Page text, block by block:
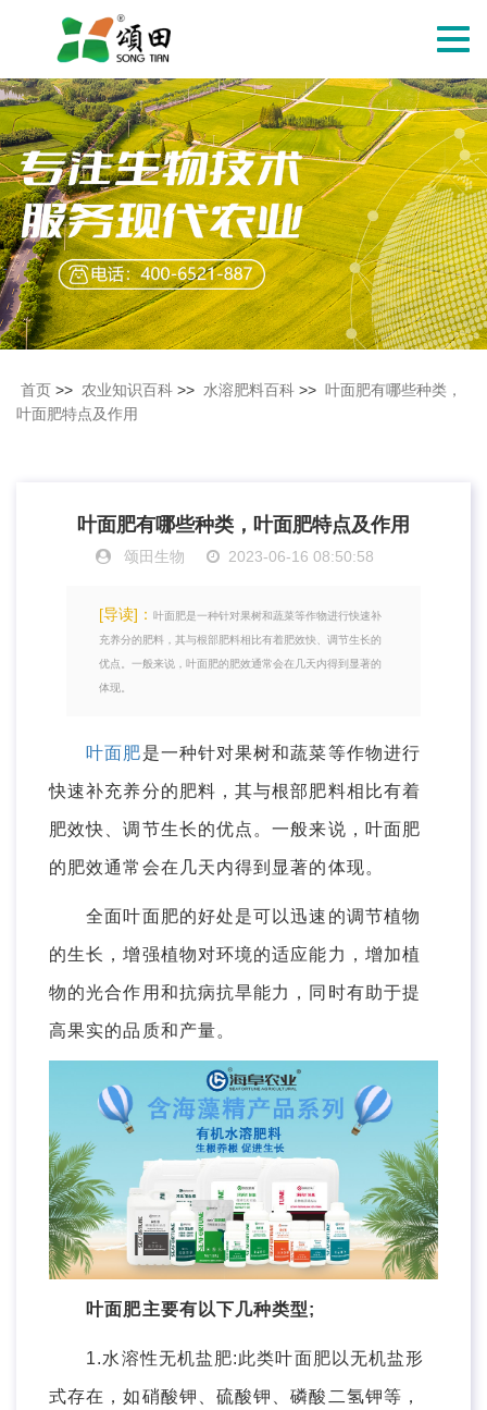
切
导
航
首页 >> 农业知识百科 >> 水溶肥料百科 >> 叶面肥有哪些种类，
叶面肥特点及作用
叶面肥有哪些种类，叶面肥特点及作用
颂田生物 2023-06-16 08:50:58
[导读]： 叶面肥是一种针对果树和蔬菜等作物进行快速补
充养分的肥料，其与根部肥料相比有着肥效快、调节生长的
优点。一般来说，叶面肥的肥效通常会在几天内得到显著的
体现。
叶面肥是一种针对果树和蔬菜等作物进行
快速补充养分的肥料，其与根部肥料相比有着
肥效快、调节生长的优点。一般来说，叶面肥
的肥效通常会在几天内得到显著的体现。
全面叶面肥的好处是可以迅速的调节植物
的生长，增强植物对环境的适应能力，增加植
物的光合作用和抗病抗旱能力，同时有助于提
高果实的品质和产量。
叶面肥主要有以下几种类型;
1.水溶性无机盐肥:此类叶面肥以无机盐形
式存在，如硝酸钾、硫酸钾、磷酸二氢钾等，